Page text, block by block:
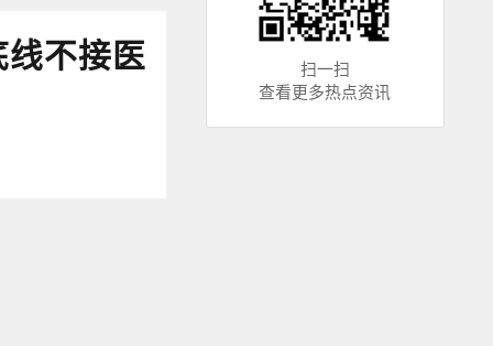
不接医
扫一扫
查看更多热点资讯